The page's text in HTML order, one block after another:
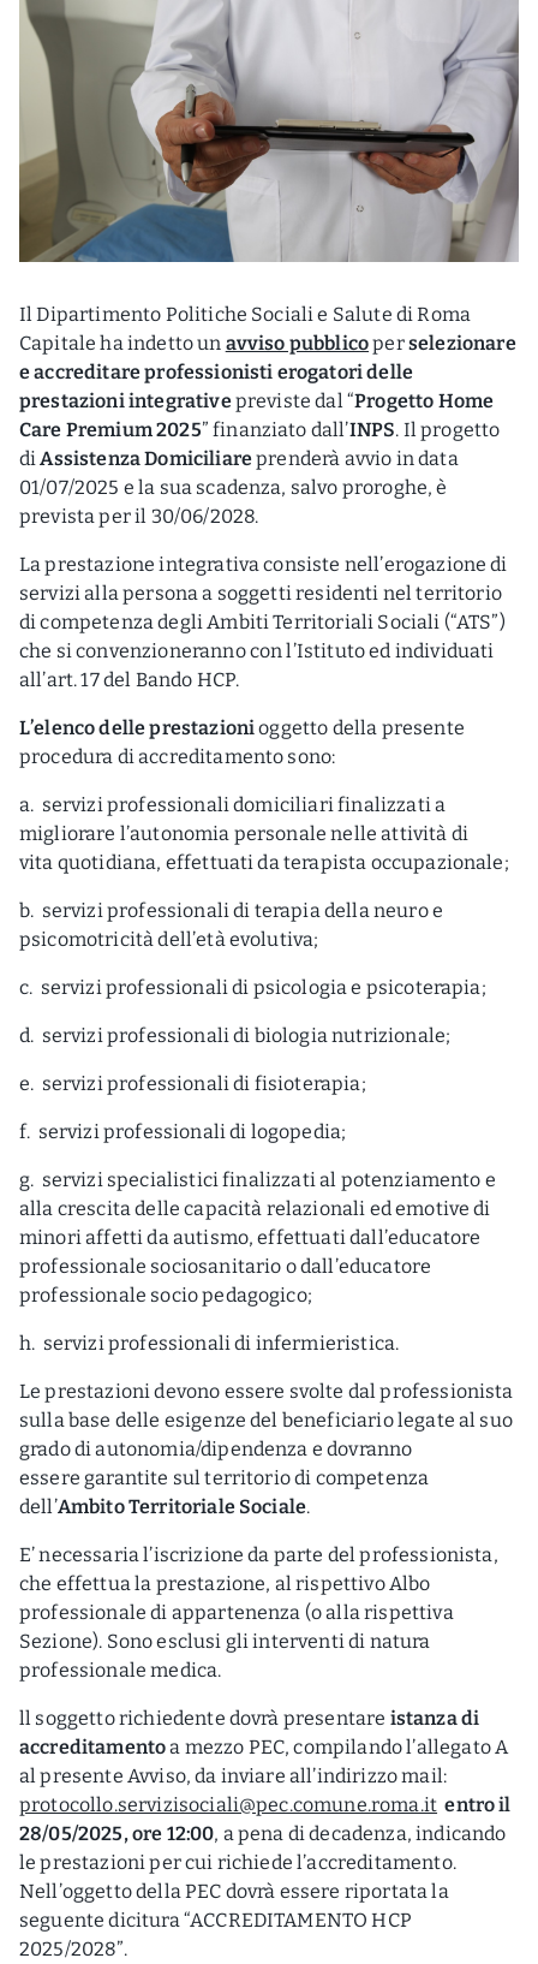
Il Dipartimento Politiche Sociali e Salute di Roma
Capitale ha indetto un avviso pubblicoperselezionare
e accreditare professionisti erogatori delle
prestazioni integrativepreviste dal “Progetto Home
Care Premium 2025” finanziato dall’INPS. Il progetto
diAssistenza Domiciliareprenderà avvio in data
01/07/2025 e la sua scadenza, salvo proroghe, è
prevista per il 30/06/2028.
La prestazione integrativa consiste nell’erogazione di
servizi alla persona a soggetti residenti nel territorio
di competenza degli Ambiti Territoriali Sociali (“ATS”)
che si convenzioneranno con l’Istituto ed individuati
all’art. 17 del Bando HCP.
L’elenco delle prestazionioggetto della presente
procedura di accreditamento sono:
a. servizi professionali domiciliari finalizzati a
migliorare l’autonomia personale nelle attività di
vita quotidiana, effettuati da terapista occupazionale;
b. servizi professionali di terapia della neuro e
psicomotricità dell’età evolutiva;
c. servizi professionali di psicologia e psicoterapia;
d. servizi professionali di biologia nutrizionale;
e. servizi professionali di fisioterapia;
f. servizi professionali di logopedia;
g. servizi specialistici finalizzati al potenziamento e
alla crescita delle capacità relazionali ed emotive di
minori affetti da autismo, effettuati dall’educatore
professionale sociosanitario o dall’educatore
professionale socio pedagogico;
h. servizi professionali di infermieristica.
Le prestazioni devono essere svolte dal professionista
sulla base delle esigenze del beneficiario legate al suo
grado di autonomia/dipendenza e dovranno
essere garantite sul territorio di competenza
dell’Ambito Territoriale Sociale.
E’ necessaria l’iscrizione da parte del professionista,
che effettua la prestazione, al rispettivo Albo
professionale di appartenenza (o alla rispettiva
Sezione). Sono esclusi gli interventi di natura
professionale medica.
ll soggetto richiedente dovrà presentare istanza di
accreditamentoa mezzo PEC, compilando l’allegato A
al presente Avviso, da inviare all’indirizzo mail:
protocollo.servizisociali@pec.comune.roma.it entro il
28/05/2025, ore 12:00, a pena di decadenza, indicando
le prestazioni per cui richiede l’accreditamento.
Nell’oggetto della PEC dovrà essere riportata la
seguente dicitura “ACCREDITAMENTO HCP
2025/2028”.